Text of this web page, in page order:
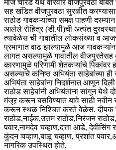
मौजे चोरड येथे वारंवार वीजपुरवठा
सह खंडित वीजपुरवठा सुरळीत
राठोड गावकऱ्यांच्या समक्ष पाहणी
आलेले रोहित्र (डी.पी)ची अत्यंत
त्यावेळेस ची गावातील लोकसंख्या व
प्रमाणात वाढ झाल्यामुळे आज
लागत असल्यामुळे गावातील वीजपुरतेसह
कारणामुळे परिणामी शेतकऱ्यांचे
असल्याचे कनिष्ठ अभियंता साहेबांच्या ही
अभियंता साहेबांना निदर्शनात आणून
राठोड साहेबांनी अभियंतांना सांगून येथे
मंजूर करून बसविण्यात यावे साठी नवीन
करून स्थळ निश्चित करते वेळेस. दीपक
राठोड,नाईक,उत्तम राठोड,निरंजन
पवार,नामदेव चव्हाण,दत्ता आडे, देवीसिंग
कुंदन चव्हाण,बाळू चव्हाण, प्रशांत
नागरिक उपस्थित होते.